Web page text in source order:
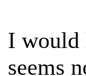
I would
seems